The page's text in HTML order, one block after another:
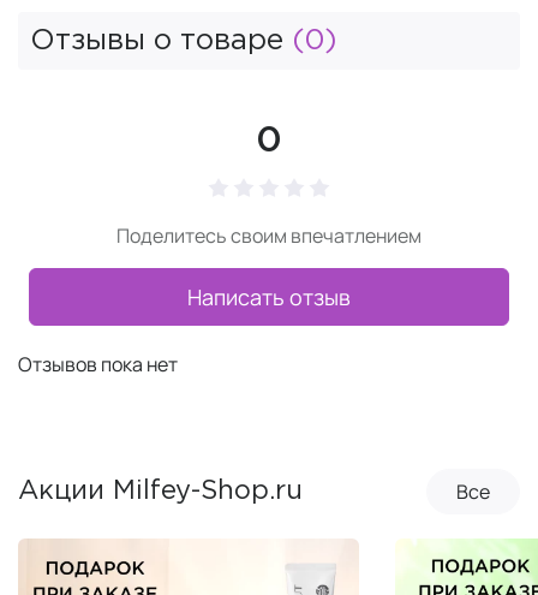
Отзывы о товаре (0)
0
Поделитесь своим впечатлением
Написать отзыв
Отзывов пока нет
Акции Milfey-Shop.ru Все